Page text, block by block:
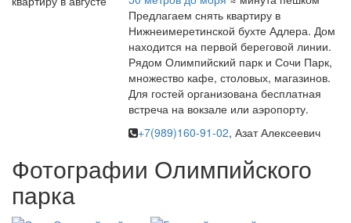
Предлагаем снять квартиру в
Нижнеимеретинской бухте Адлера. Дом
находится на первой береговой линии.
Рядом Олимпийский парк и Сочи Парк,
множество кафе, столовых, магазинов.
Для гостей организована бесплатная
встреча на вокзале или аэропорту.
+7(989)160-91-02, Азат Алексеевич
Фотографии Олимпийского
парка